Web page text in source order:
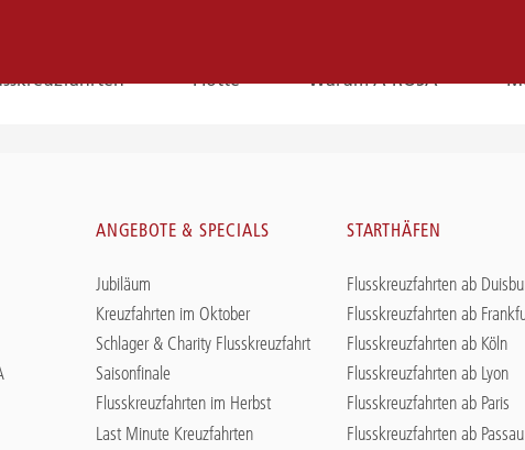
Flotte Warum A-ROSA
Mail
Sie erreichen uns per E-Mail:
service@a-rosa.com
ANGEBOTE & SPECIALS
Jubiläum
Kreuzfahrten im Oktober
Schlager & Charity Flusskreuzfahrt
Saisonfinale
Flusskreuzfahrten im Herbst
Last Minute Kreuzfahrten
STARTHÄFEN
Flusskreuzfahrten ab
Flusskreuzfahrten ab
Flusskreuzfahrten ab Köln
Flusskreuzfahrten ab Lyon
Flusskreuzfahrten ab Paris
Flusskreuzfahrten ab Passau